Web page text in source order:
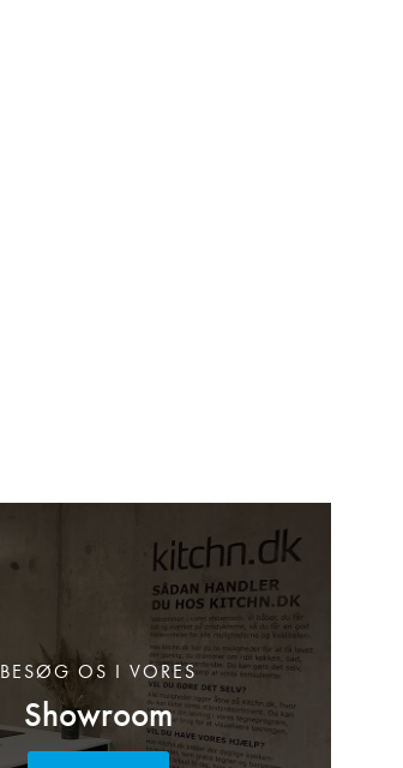
Showroom
BESØG OS I VORES